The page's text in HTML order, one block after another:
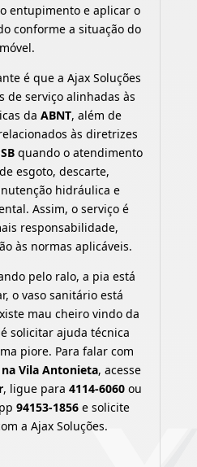
entupimento e aplicar o
conforme a situação do
é que a Ajax Soluções
de serviço alinhadas às
da ABNT, além de
às diretrizes
quando o atendimento
esgoto, descarte,
hidráulica e
Assim, o serviço é
responsabilidade,
às normas aplicáveis.
pelo ralo, a pia está
o vaso sanitário está
mau cheiro vindo da
solicitar ajuda técnica
piore. Para falar com
Vila Antonieta, acesse
, ligue para 4114-6060ou
94153-1856 e solicite
a Ajax Soluções.